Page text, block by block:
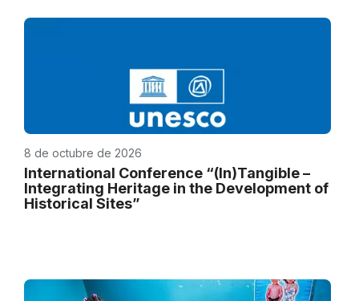
8 de octubre de 2026
International Conference “(In)Tangible –
Integrating Heritage in the Development of
Historical Sites”